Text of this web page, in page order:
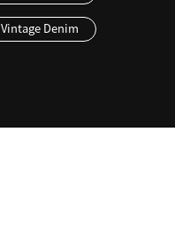
Vintage Denim